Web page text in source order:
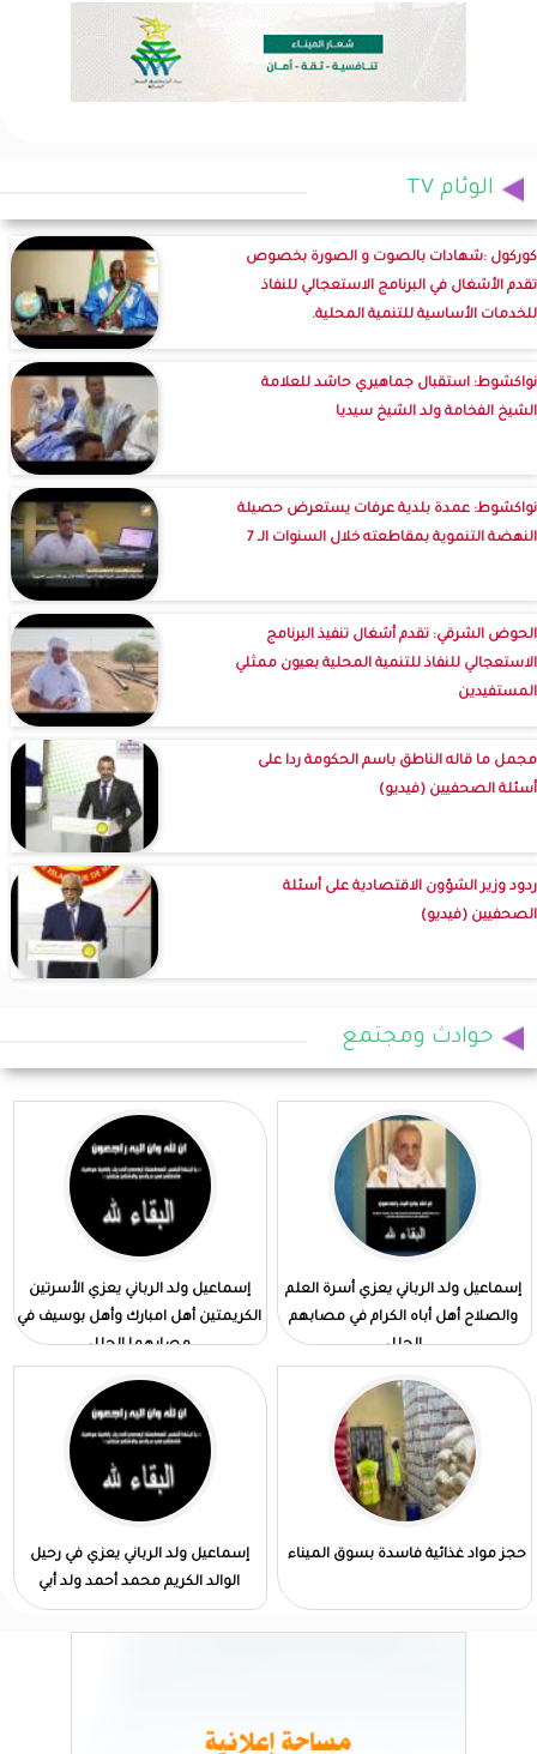
الوئام TV
كوركول :شهادات بالصوت و الصورة بخصوص
تقدم الأشغال في البرنامج الاستعجالي للنفاذ
للخدمات الأساسية للتنمية المحلية.
نواكشوط: استقبال جماهيري حاشد للعلامة
الشيخ الفخامة ولد الشيخ سيديا
نواكشوط: عمدة بلدية عرفات يستعرض حصيلة
النهضة التنموية بمقاطعته خلال السنوات الـ 7
الحوض الشرقي: تقدم أشغال تنفيذ البرنامج
الاستعجالي للنفاذ للتنمية المحلية بعيون ممثلي
المستفيدين
مجمل ما قاله الناطق باسم الحكومة ردا على
أسئلة الصحفيين (فيديو)
ردود وزير الشؤون الاقتصادية على أسئلة
الصحفيين (فيديو)
حوادث ومجتمع
إسماعيل ولد الرباني يعزي أسرة العلم
والصلاح أهل أباه الكرام في مصابهم
الجلل
إسماعيل ولد الرباني يعزي الأسرتين
الكريمتين أهل امبارك وأهل بوسيف في
مصابهما الجلل
حجز مواد غذائية فاسدة بسوق الميناء
إسماعيل ولد الرباني يعزي في رحيل
الوالد الكريم محمد أحمد ولد أبي